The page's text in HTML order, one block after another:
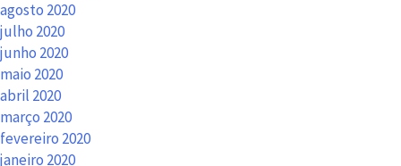
agosto 2020
julho 2020
junho 2020
maio 2020
abril 2020
março 2020
fevereiro 2020
janeiro 2020